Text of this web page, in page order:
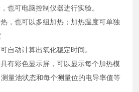
也可电脑控制仪器进行实验。
，也可以多组加热；加热温度可单独
自动计算出氧化稳定时间。
有彩色显示屏，可以显示每个加热模
量池状态和每个测量位的电导率值等